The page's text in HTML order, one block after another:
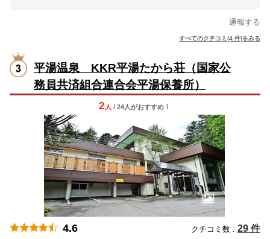
通報する
すべてのクチコミ(4 件)をみる
平湯温泉 KKR平湯たから荘（国家公
務員共済組合連合会平湯保養所）
2 人 / 24人がおすすめ！
4.6 クチコミ数 : 29 件